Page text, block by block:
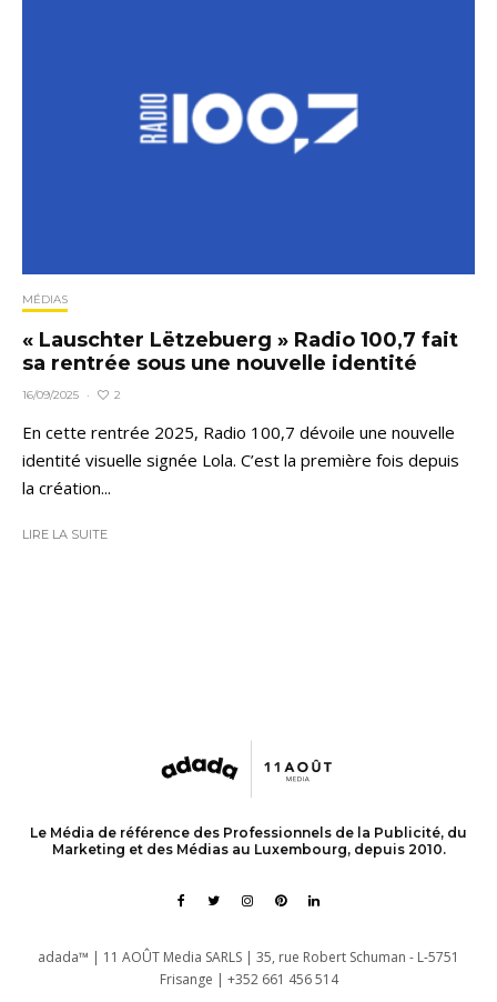
MÉDIAS
« Lauschter Lëtzebuerg » Radio 100,7 fait
sa rentrée sous une nouvelle identité
16/09/2025 · 2
En cette rentrée 2025, Radio 100,7 dévoile une nouvelle
identité visuelle signée Lola. C’est la première fois depuis
la création...
LIRE LA SUITE
Le Média de référence des Professionnels de la Publicité, du
Marketing et des Médias au Luxembourg, depuis 2010.
adada™ | 11 AOÛT Media SARLS | 35, rue Robert Schuman - L-5751
Frisange | +352 661 456 514